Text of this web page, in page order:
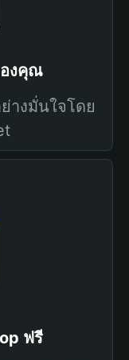
องคุณ
างมั่นใจโดย
ฟรี